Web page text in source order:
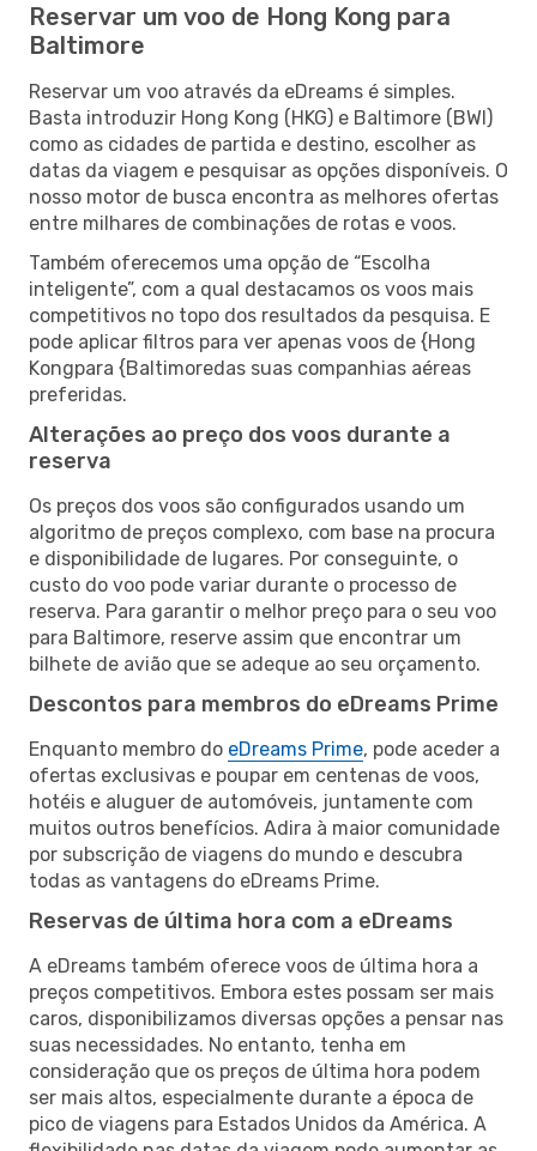
Reservar um voo de Hong Kong para
Baltimore
Reservar um voo através da eDreams é simples.
Basta introduzir Hong Kong (HKG) e Baltimore (BWI)
como as cidades de partida e destino, escolher as
datas da viagem e pesquisar as opções disponíveis. O
nosso motor de busca encontra as melhores ofertas
entre milhares de combinações de rotas e voos.
Também oferecemos uma opção de “Escolha
inteligente”, com a qual destacamos os voos mais
competitivos no topo dos resultados da pesquisa. E
pode aplicar filtros para ver apenas voos de {Hong
Kongpara {Baltimoredas suas companhias aéreas
preferidas.
Alterações ao preço dos voos durante a
reserva
Os preços dos voos são configurados usando um
algoritmo de preços complexo, com base na procura
e disponibilidade de lugares. Por conseguinte, o
custo do voo pode variar durante o processo de
reserva. Para garantir o melhor preço para o seu voo
para Baltimore, reserve assim que encontrar um
bilhete de avião que se adeque ao seu orçamento.
Descontos para membros do eDreams Prime
Enquanto membro do eDreams Prime, pode aceder a
ofertas exclusivas e poupar em centenas de voos,
hotéis e aluguer de automóveis, juntamente com
muitos outros benefícios. Adira à maior comunidade
por subscrição de viagens do mundo e descubra
todas as vantagens do eDreams Prime.
Reservas de última hora com a eDreams
A eDreams também oferece voos de última hora a
preços competitivos. Embora estes possam ser mais
caros, disponibilizamos diversas opções a pensar nas
suas necessidades. No entanto, tenha em
consideração que os preços de última hora podem
ser mais altos, especialmente durante a época de
pico de viagens para Estados Unidos da América. A